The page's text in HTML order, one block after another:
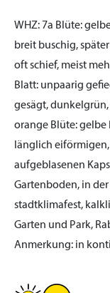
WHZ: 7a Blüte:
breit buschig,
oft schief, meist
Blatt: unpaarig
gesägt,
orange Blüte:gelbe
länglich
aufgeblasenen
Gartenboden, in
stadtklimafest,
Garten und Park,
Anmerkung: in